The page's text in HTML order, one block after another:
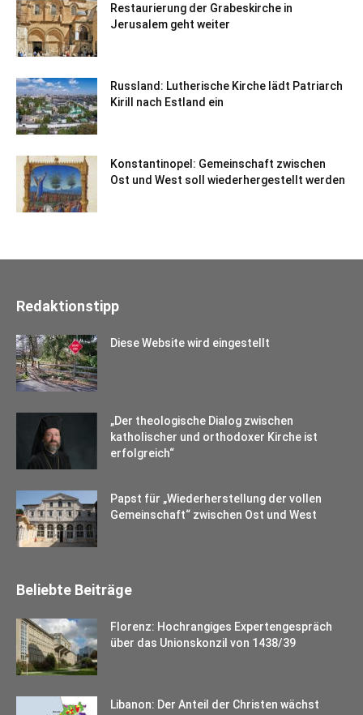
Restaurierung der Grabeskirche in
Jerusalem geht weiter
Russland: Lutherische Kirche lädt Patriarch
Kirill nach Estland ein
Konstantinopel: Gemeinschaft zwischen
Ost und West soll wiederhergestellt werden
Redaktionstipp
Diese Website wird eingestellt
„Der theologische Dialog zwischen
katholischer und orthodoxer Kirche ist
erfolgreich“
Papst für „Wiederherstellung der vollen
Gemeinschaft“ zwischen Ost und West
Beliebte Beiträge
Florenz: Hochrangiges Expertengespräch
über das Unionskonzil von 1438/39
Libanon: Der Anteil der Christen wächst